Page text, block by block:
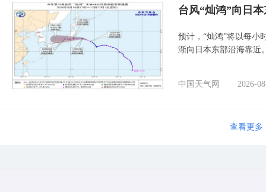
台风“灿鸿”向日
预计，“灿鸿”将以每小
渐向日本东部沿海靠近
中国天气网 2026-
查看更多